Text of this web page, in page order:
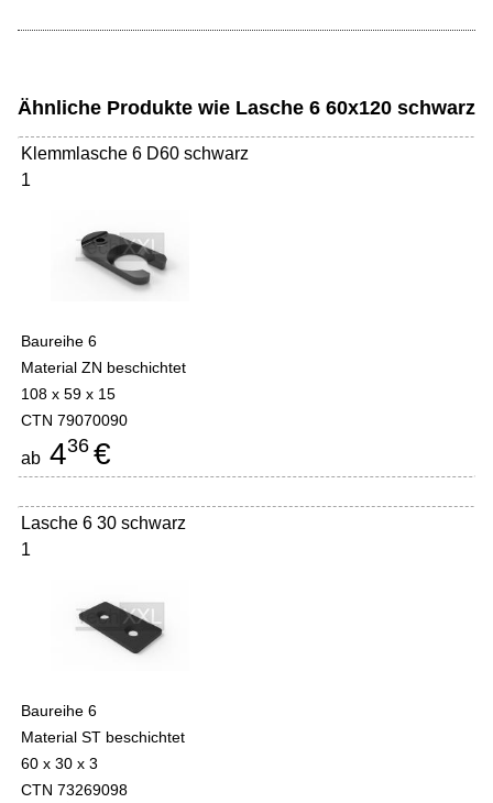
Ähnliche Produkte wie Lasche 6 60x120 schwarz
Klemmlasche 6 D60 schwarz
1
Baureihe 6
Material ZN beschichtet
108 x 59 x 15
CTN 79070090
ab 436 €
Lasche 6 30 schwarz
1
Baureihe 6
Material ST beschichtet
60 x 30 x 3
CTN 73269098